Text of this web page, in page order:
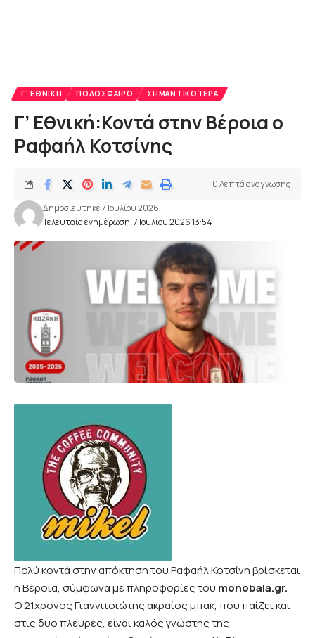
Γ' ΕΘΝΙΚΉ ΠΟΔΌΣΦΑΙΡΟ ΣΗΜΑΝΤΙΚΌΤΕΡΑ
Γ’ Εθνική:Κοντά στην Βέροια ο
Ραφαήλ Κοτσίνης
Τελευταία ενημέρωση: 7 Ιουλίου 2026 13:54
Δημοσιεύτηκε 7 Ιουλίου 2026
0 Λεπτά αναγνωσης
Πολύ κοντά στην απόκτηση του Ραφαήλ Κοτσίνη βρίσκεται
η Βέροια, σύμφωνα με πληροφορίες του monobala.gr.
Ο 21χρονος Γιαννιτσιώτης ακραίος μπακ, που παίζει και
στις δυο πλευρές, είναι καλός γνώστηςτης